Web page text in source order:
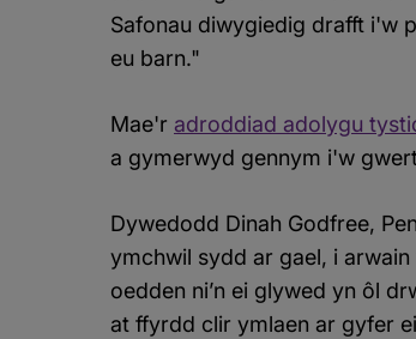
Safonau diwygiedig drafft i'w
eu barn."
Mae'r adroddiad adolygu
a gymerwyd gennym i'w
Dywedodd Dinah Godfree,
ymchwil sydd ar gael, i arwain
oedden ni’n ei glywed yn ôl
at ffyrdd clir ymlaen ar gyfer